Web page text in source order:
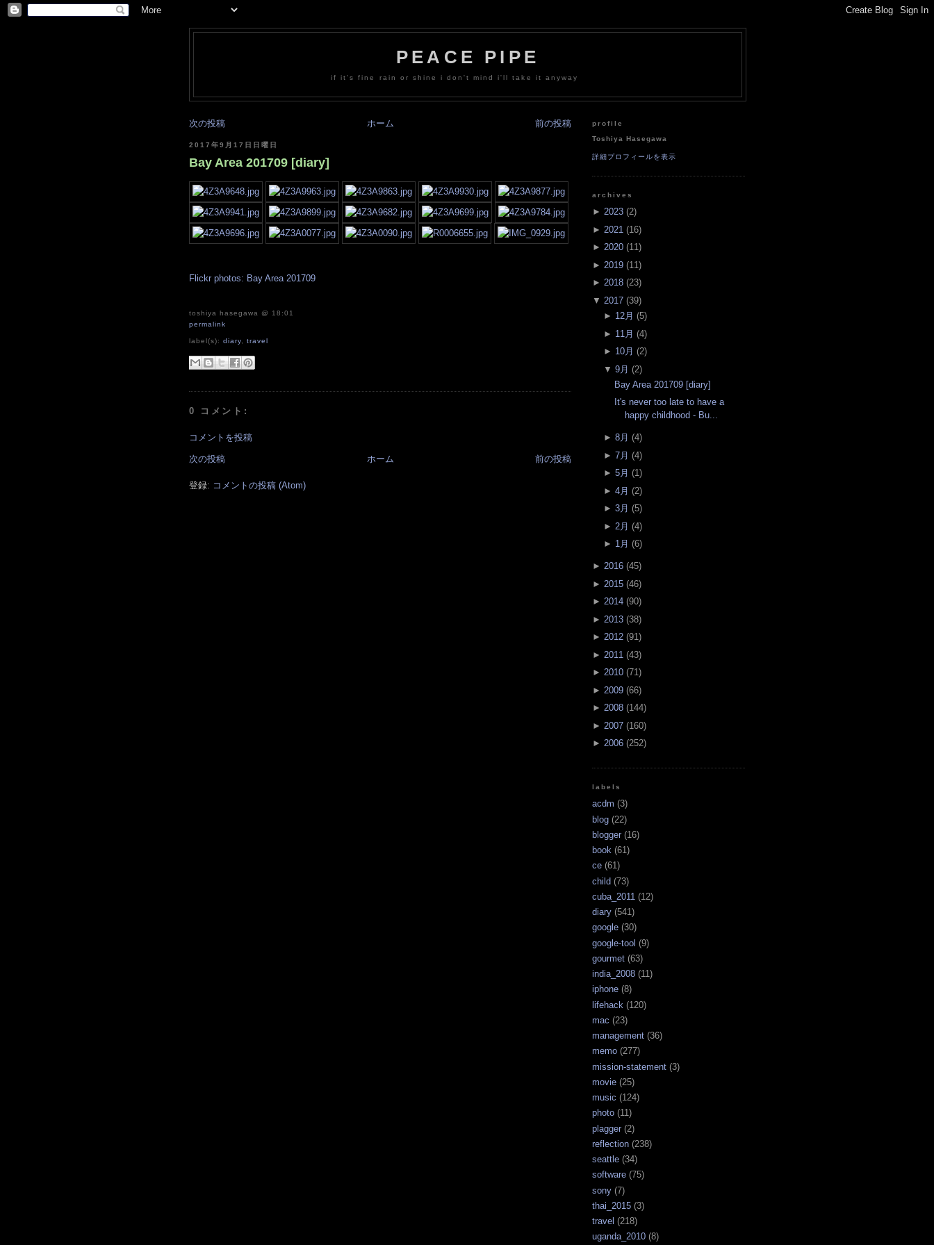
PEACE PIPE
if it's fine rain or shine i don't mind i'll take it anyway
次の投稿 前の投稿
ホーム
2017年9月17日日曜日
Bay Area 201709 [diary]
Flickr photos: Bay Area 201709
toshiya hasegawa @ 18:01
permalink
label(s):diary ,travel
0 コメント:
コメントを投稿
次の投稿 前の投稿
ホーム
登録: コメントの投稿 (Atom)
profile
Toshiya Hasegawa
詳細プロフィールを表示
archives
► 2023 (2)
► 2021 (16)
► 2020 (11)
► 2019 (11 )
► 2018 (23)
▼ 2017 (39)
► 12月 (5)
► 11月 (4)
► 10月 (2)
▼ 9月 (2)
Bay Area 201709 [diary]
It's never too late to have a
happy childhood - Bu...
► 8月 (4)
► 7月 (4)
► 5月 (1)
► 4月 (2)
► 3月 (5)
► 2月 (4)
► 1月 (6)
► 2016 (45)
► 2015 (46)
► 2014 (90)
► 2013 (38)
► 2012 (91)
► 2011 (43)
► 2010 (71)
► 2009 (66)
► 2008 (144)
► 2007 (160)
► 2006 (252)
labels
acdm (3)
blog (22)
blogger (16)
book (61)
ce (61)
child (73)
cuba_2011 (12)
diary (541)
google (30)
google-tool (9)
gourmet (63)
india_2008 (11)
iphone (8)
lifehack (120)
mac (23)
management (36)
memo (277)
mission-statement (3)
movie (25)
music (124)
photo (11)
plagger (2)
reflection (238)
seattle (34)
software (75)
sony (7)
thai_2015 (3)
travel (218)
uganda_2010 (8)